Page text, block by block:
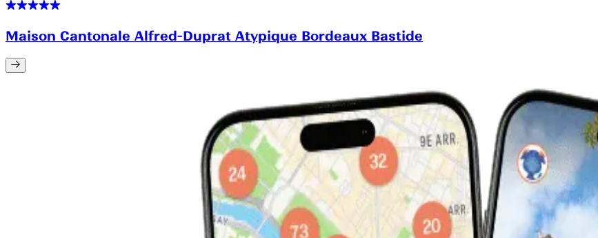
Maison Cantonale Alfred-Duprat Atypique Bordeaux Bastide